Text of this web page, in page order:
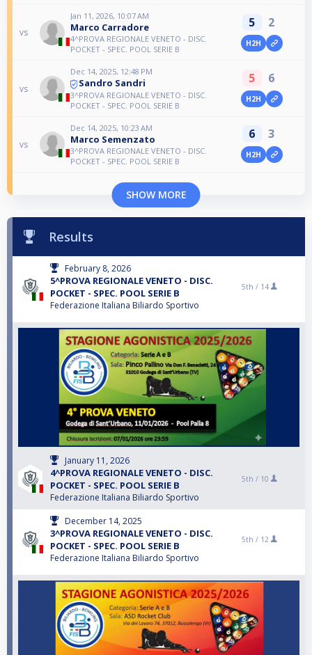
vs
Jan 11, 2026, 10:07 AM
Marco Carradore
4^PROVA REGIONALE VENETO - DISC.
POCKET - SPEC. POOL SERIE B
5 2
H2H
vs
Dec 14, 2025, 12:48 PM
Sandro Sandri
3^PROVA REGIONALE VENETO - DISC.
POCKET - SPEC. POOL SERIE B
5 6
H2H
vs
Dec 14, 2025, 10:23 AM
Marco Semenzato
3^PROVA REGIONALE VENETO - DISC.
POCKET - SPEC. POOL SERIE B
6 3
H2H
SHOW MORE
Results
February 8, 2026
5^PROVA REGIONALE VENETO - DISC.
POCKET - SPEC. POOL SERIE B
Federazione Italiana Biliardo Sportivo
5th / 14
January 11, 2026
4^PROVA REGIONALE VENETO - DISC.
POCKET - SPEC. POOL SERIE B
Federazione Italiana Biliardo Sportivo
5th / 10
December 14, 2025
3^PROVA REGIONALE VENETO - DISC.
POCKET - SPEC. POOL SERIE B
Federazione Italiana Biliardo Sportivo
5th / 12